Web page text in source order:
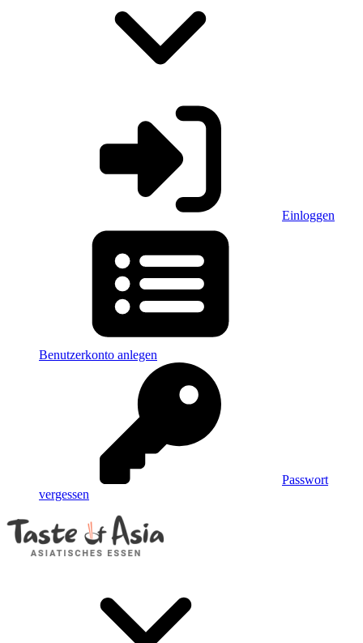
Einloggen
Benutzerkonto anlegen
Passwort
vergessen